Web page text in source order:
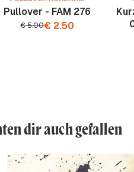
Pullover - FAM 276
€5.00€ 2.50
dir auch gefallen